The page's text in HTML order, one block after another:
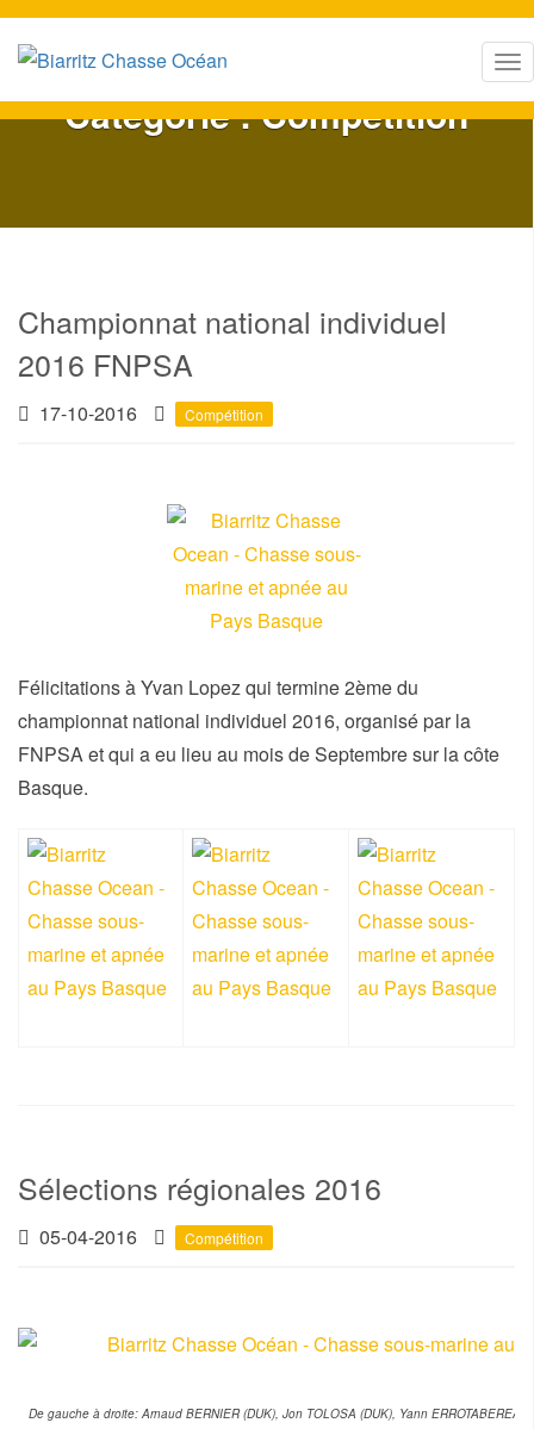
T
o
g
e
Catégorie : Compétition
Championnat national individuel
2016 FNPSA
17-10-2016 Compétition
Félicitations à Yvan Lopez qui termine 2ème du
championnat national individuel 2016, organisé par la
FNPSA et qui a eu lieu au mois de Septembre sur la côte
Basque.
Sélections régionales 2016
05-04-2016 Compétition
De gauche à droite: Arnaud BERNIER (DUK), Jon TOLOSA (DUK), Yann ERROTABEREA